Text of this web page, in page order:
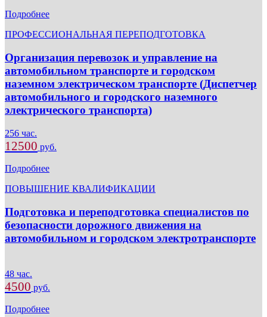
Подробнее
ПРОФЕССИОНАЛЬНАЯ ПЕРЕПОДГОТОВКА
Организация перевозок и управление на
автомобильном транспорте и городском
наземном электрическом транспорте (Диспетчер
автомобильного и городского наземного
электрического транспорта)
256 час.
12500 руб.
Подробнее
ПОВЫШЕНИЕ КВАЛИФИКАЦИИ
Подготовка и переподготовка специалистов по
безопасности дорожного движения на
автомобильном и городском электротранспорте
48 час.
4500 руб.
Подробнее